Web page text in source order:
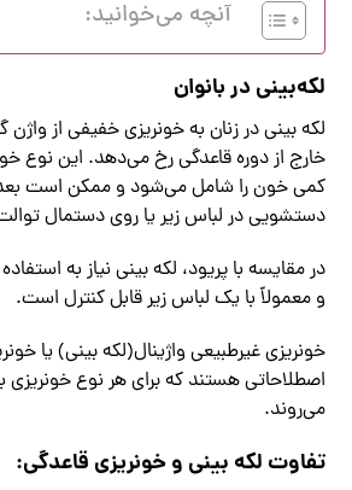
آنچه می‌خوانید:
لکه‌بینی در بانوان
لکه بینی در زنان به خونریزی خفیفی از
خارج از دوره قاعدگی رخ می‌دهد. این نوع
کمی خون را شامل می‌شود و ممکن است بعد
دستشویی در لباس زیر یا روی دستمال
در مقایسه با پریود، لکه بینی نیاز به
و معمولاً با یک لباس زیر قابل کنترل است.
خونریزی غیرطبیعی واژینال(لکه بینی) یا
اصطلاحاتی هستند که برای هر نوع خونریزی
می‌روند.
تفاوت لکه بینی و خونریزی قاعدگی: